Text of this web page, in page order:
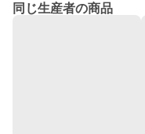
同じ生産者の商品